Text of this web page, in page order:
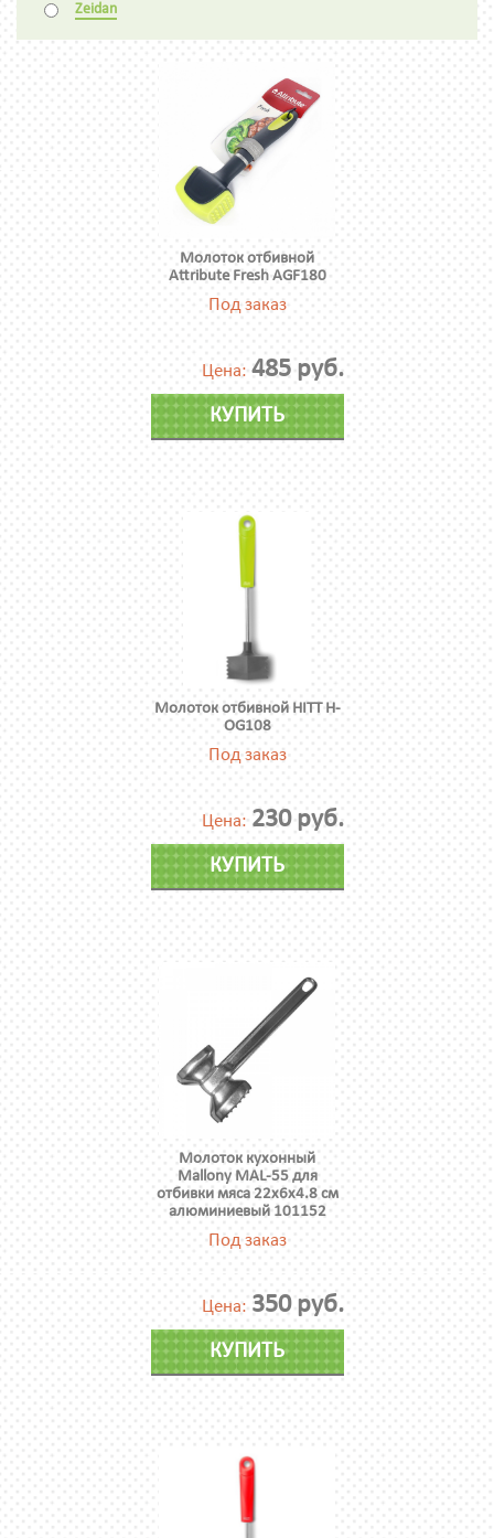
Zeidan
Молоток отбивной
Attribute Fresh AGF180
Под заказ
Цена: 485 руб.
КУПИТЬ
Молоток отбивной HITT H-
OG108
Под заказ
Цена: 230 руб.
КУПИТЬ
Молоток кухонный
Mallony MAL-55 для
отбивки мяса 22х6х4.8 см
алюминиевый 101152
Под заказ
Цена: 350 руб.
КУПИТЬ